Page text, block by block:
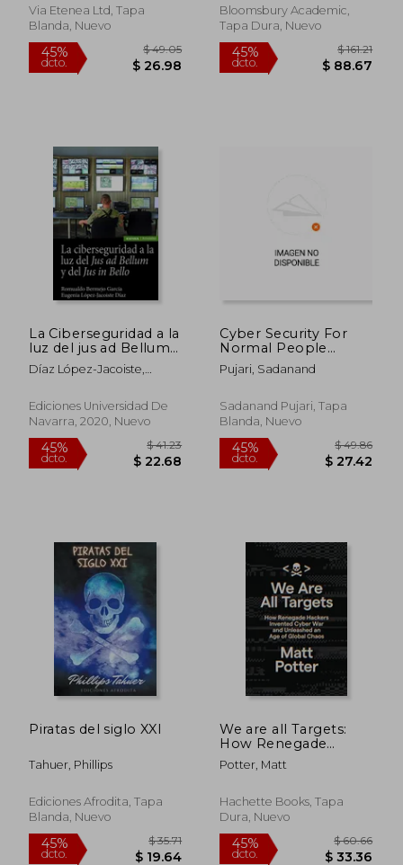
45%
dcto.
$ 183.22
$ 100.77
45%
dcto. $
Hacker Attacks While
You Are Browsing (en
Via Etenea Ltd, Tapa
Blanda, Nuevo
Bloomsbury Academic,
Tapa Dura, Nuevo
La Ciberseguridad a la
luz del jus ad Bellum y
del jus in Bello
Díaz López-Jacoiste,
Romualdo
Ediciones Universidad De
Navarra, 2020, Nuevo
Cyber Security For
Normal People
Protect Yourself
Online (en Inglés)
Pujari, Sadanand
Sadanand Pujari, Tapa
Blanda, Nuevo
Piratas del siglo XXI
Tahuer, Phillips
Ediciones Afrodita, Tapa
Blanda, Nuevo
We are all Targets:
How Renegade
Hackers Invented
Cyber war and
Global Chaos (en
Inglés)
Potter, Matt
Hachette Books, Tapa
Dura, Nuevo